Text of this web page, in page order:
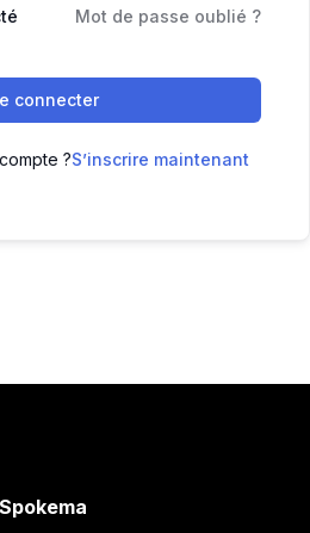
Mot de passe oublié ?
connecter
?S’inscrire maintenant
Spokema